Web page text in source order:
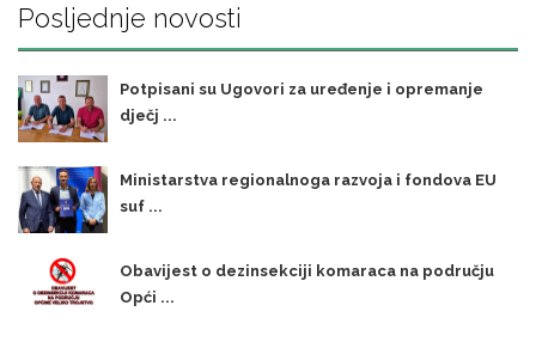
Posljednje novosti
Potpisani su Ugovori za uređenje i opremanje
dječj ...
Ministarstva regionalnoga razvoja i fondova EU
suf ...
Obavijest o dezinsekciji komaraca na području
Opći ...